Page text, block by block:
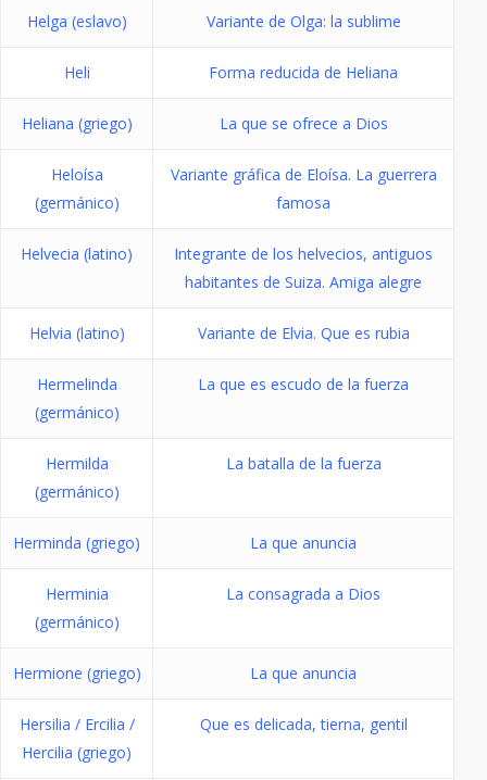
Helga (eslavo) Variante de Olga: la sublime
Heli Forma reducida de Heliana
Heliana (griego) La que se ofrece a Dios
Heloísa
(germánico)
Variante gráfica de Eloísa. La guerrera
famosa
Helvecia (latino)
Integrante de los helvecios, antiguos
habitantes de Suiza. Amiga alegre
Helvia (latino) Variante de Elvia. Que es rubia
Hermelinda
(germánico)
La que es escudo de la fuerza
Hermilda
(germánico)
La batalla de la fuerza
Herminda (griego) La que anuncia
Herminia
(germánico)
La consagrada a Dios
Hermione (griego) La que anuncia
Hersilia / Ercilia /
Hercilia (griego)
Que es delicada, tierna, gentil